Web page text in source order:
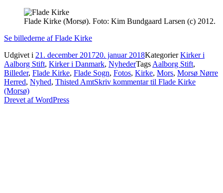
Flade Kirke (Morsø). Foto: Kim Bundgaard Larsen (c) 2012.
Se billederne af Flade Kirke
Udgivet i 21. december 201720. januar 2018KategorierKirker i
Aalborg Stift, Kirker i Danmark, NyhederTags Aalborg Stift,
Billeder, Flade Kirke, Flade Sogn, Fotos, Kirke, Mors, Morsø Nørre
Herred, Nyhed, Thisted AmtSkriv kommentartil Flade Kirke
(Morsø)
Drevet af WordPress